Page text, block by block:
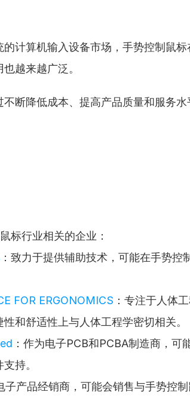
计算机输入设备市场，手势控制鼠标
越来越广泛。
断降低成本、提高产品质量和服务水
标行业相关的企业：
：致力于提供辅助技术，可能在手势控
FOR ERGONOMICS ：专注于人体
和舒适性上与人体工程学密切相关。
：作为电子PCB和PCBA制造商，可
持。
子产品经销商，可能会销售与手势控